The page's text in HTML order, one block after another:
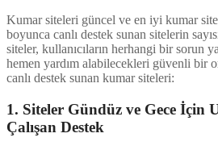
Kumar siteleri güncel ve en iyi kumar
boyunca canlı destek sunan sitelerin
siteler, kullanıcıların herhangi bir sorun
hemen yardım alabilecekleri güvenli bir
canlı destek sunan kumar siteleri:
1. Siteler Gündüz ve Gece İçin
Çalışan Destek